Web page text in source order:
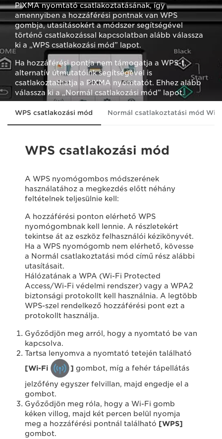
PIXMA nyomtató csatlakoztatásának, így
amennyiben a hozzáférési pontnak van WPS
gombja, utasításokért a módszer segítségével
történő csatlakozással kapcsolatban alább válassza
ki a „WPS csatlakozási mód” lapot.
Ha hozzáférési pontja nem támogatja a WPS-t,
alternatív útmutatóink segítségével is
csatlakoztathatja a PIXMA nyomtatót. Ehhez alább
válassza ki a „Normál csatlakozási mód” lapot.
WPS csatlakozási mód Normál csatlakoztatási mód
WPS csatlakozási mód
A WPS nyomógombos módszerének
használatához a megkezdés előtt néhány
feltételnek teljesülnie kell:
A hozzáférési ponton elérhető WPS
nyomógombnak kell lennie. A részletekért
tekintse át az eszköz felhasználói kézikönyvét.
Ha a WPS nyomógomb nem elérhető, kövesse
a Normál csatlakoztatási mód című rész alábbi
utasításait.
Hálózatának a WPA (Wi-Fi Protected
Access/Wi-Fi védelmi rendszer) vagy a WPA2
biztonsági protokollt kell használnia. A legtöbb
WPS-szel rendelkező hozzáférési pont ezt a
protokollt használja.
Győződjön meg arról, hogy a nyomtató be van
kapcsolva.
Tartsa lenyomva a nyomtató tetején található
[Wi-Fi
] gombot, míg a fehér tápellátás
jelzőfény egyszer felvillan, majd engedje el a
gombot.
Győződjön meg róla, hogy a Wi-Fi gomb
kéken villog, majd két percen belül nyomja
meg a hozzáférési pontnál található [WPS]
gombot.